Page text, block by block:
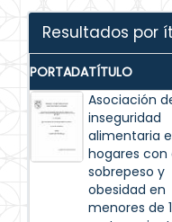
Resultados por
PORTADATÍTULO
Asociación
inseguridad
alimentaria
hogares con
sobrepeso y
obesidad en
menores de